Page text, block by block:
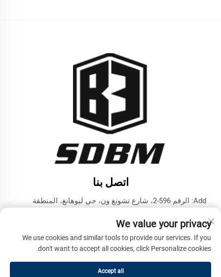
اتصل بنا
Add: الرقم 596-2، شارع تشونغ ون، حي ليوهانغ، المنطقة
هاتف:+86-17853787374
البريد الإلكتروني:[email protected]
We value your privacy
We use cookies and similar tools to provide our services. If you
don't want to accept all cookies, click Personalize cookies.
Accept all